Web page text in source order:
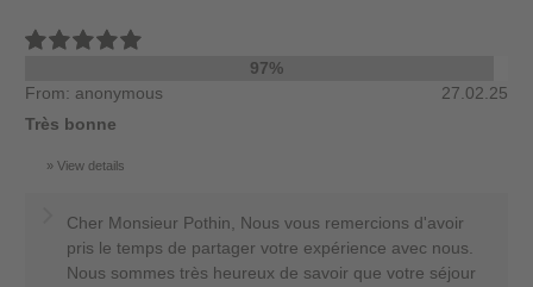
97%
From: anonymous
27.02.25
Très bonne
View details
Cher Monsieur Pothin, Nous vous remercions d'avoir
pris le temps de partager votre expérience avec nous.
Nous sommes très heureux de savoir que votre séjour